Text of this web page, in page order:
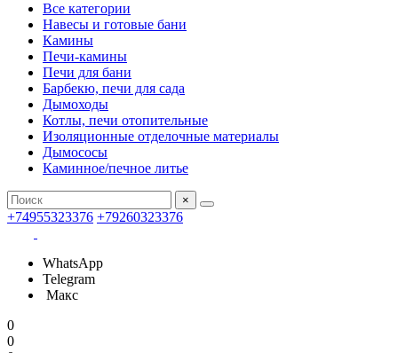
Все категории
Навесы и готовые бани
Камины
Печи-камины
Печи для бани
Барбекю, печи для сада
Дымоходы
Котлы, печи отопительные
Изоляционные отделочные материалы
Дымососы
Каминное/печное литье
×
+74955323376 +79260323376
WhatsApp
Telegram
Макс
0
0